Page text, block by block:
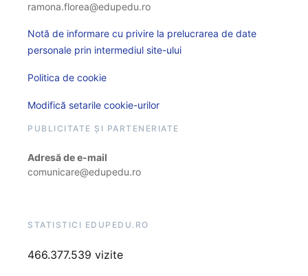
ramona.florea@edupedu.ro
Notă de informare cu privire la prelucrarea de date
personale prin intermediul site-ului
Politica de cookie
Modifică setarile cookie-urilor
PUBLICITATE ȘI PARTENERIATE
Adresă de e-mail
comunicare@edupedu.ro
STATISTICI EDUPEDU.RO
466.377.539 vizite